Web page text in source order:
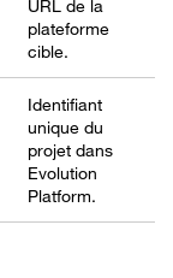
URL de la
plateforme
cible.
Identifiant
unique du
projet dans
Evolution
Platform.